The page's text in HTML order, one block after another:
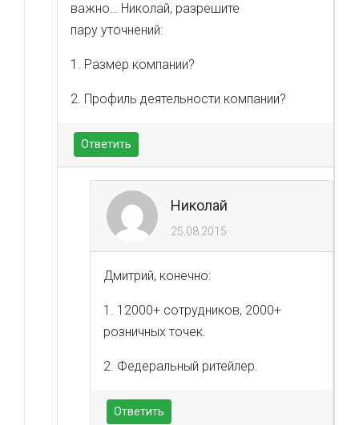
важно… Николай, разрешите
пару уточнений:
1. Размер компании?
2. Профиль деятельности компании?
Ответить
Николай
25.08.2015
Дмитрий, конечно:
1. 12000+ сотрудников, 2000+
розничных точек.
2. Федеральный ритейлер.
Ответить